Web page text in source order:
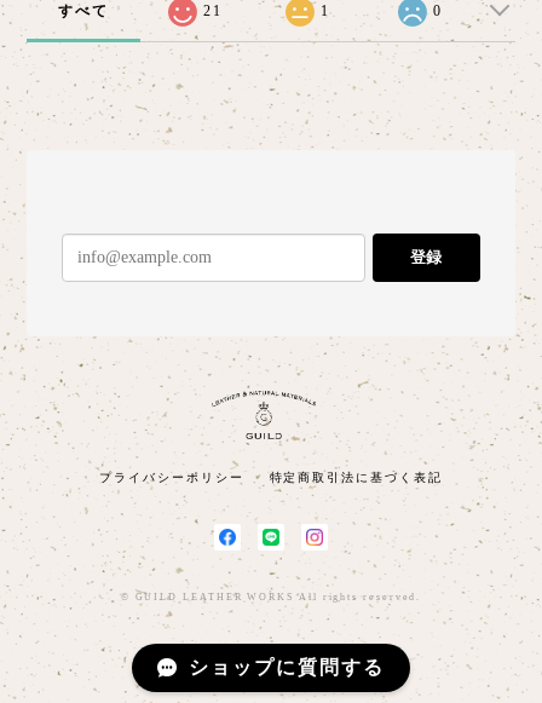
すべて 21 1 0
登録
プライバシーポリシー 特定商取引法に基づく表記
© GUILD LEATHER WORKS All rights reserved.
ショップに質問する